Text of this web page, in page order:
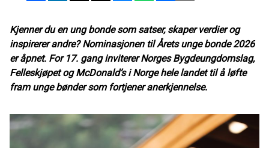
Kjenner du en ung bonde som satser, skaper verdier og
inspirerer andre? Nominasjonen til Årets unge bonde 2026
er åpnet. For 17. gang inviterer Norges Bygdeungdomslag,
Felleskjøpet og McDonald’s i Norge hele landet til å løfte
fram unge bønder som fortjener anerkjennelse.